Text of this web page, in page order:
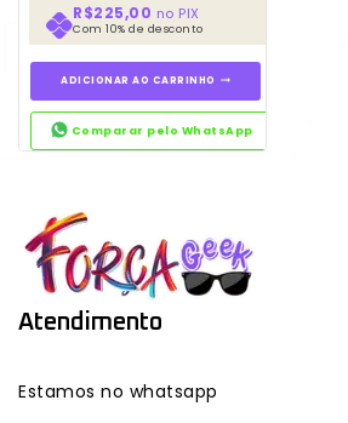
R$225,00 no PIX
Com 10% de desconto
ADICIONAR AO CARRINHO
Comparar pelo WhatsApp
Atendimento
Estamos no whatsapp